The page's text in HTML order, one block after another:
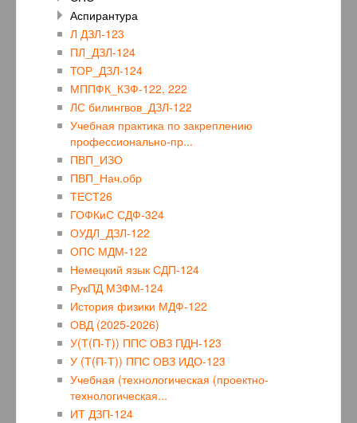
Аспирантура
Л ДЗЛ-123
ПЛ_ДЗЛ-124
ТОР_ДЗЛ-124
МППФК_КЗФ-122, 222
ЛС билингвов_ДЗЛ-122
Учебная практика по закреплению
профессионально-пр...
ПВП_ИЗО
ПВП_Нач.обр
ТЕСТ26
ГОФКиС СДФ-324
ОУДЛ_ДЗЛ-122
ОПС МДМ-122
Немецкий язык СДП-124
РукПД МЗФМ-124
История физики МДФ-122
ОВД (2025-2026)
У(Т(П-Т)) ППС ОВЗ ПДН-123
У (Т(П-Т)) ППС ОВЗ ИДО-123
Учебная (технологическая (проектно-
технологическая...
ИТ ДЗП-124